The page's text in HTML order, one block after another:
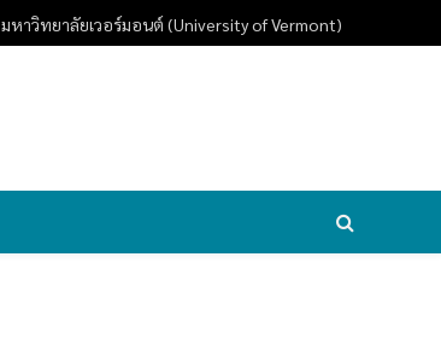
มหาวิทยาลัยเวอร์มอนต์ (University of Vermont)